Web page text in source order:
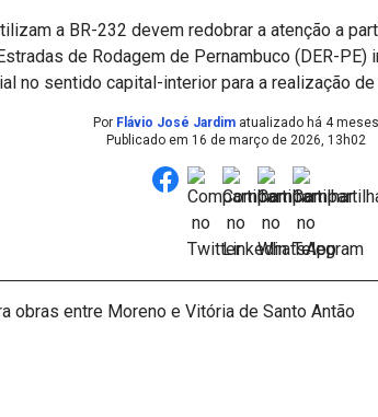
a BR-232 devem redobrar a atenção a
de Rodagem de Pernambuco (DER-
no sentido capital-interior para a realização
Por Flávio José Jardimatualizado há 4 meses
Publicado em 16 de março de 2026, 13h02